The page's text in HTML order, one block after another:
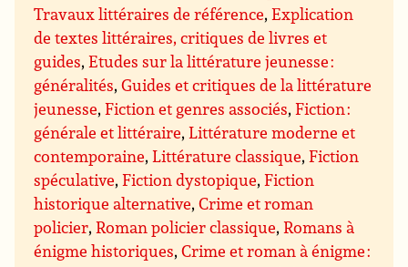
Travaux littéraires de référence,Explication
de textes littéraires, critiques de livres et
guides,Etudes sur la littérature jeunesse :
généralités,Guides et critiques de la littérature
jeunesse,Fiction et genres associés,Fiction :
générale et littéraire,Littérature moderne et
contemporaine,Littérature classique,Fiction
spéculative,Fiction dystopique,Fiction
historique alternative,Crime et roman
policier,Roman policier classique,Romans à
énigme historiques,Crime et roman à énigme :